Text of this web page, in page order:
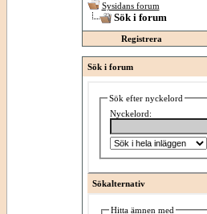
Sysidans forum
Sök i forum
Registrera
Sök i forum
Sök efter nyckelord
Nyckelord:
Sökalternativ
Hitta ämnen med